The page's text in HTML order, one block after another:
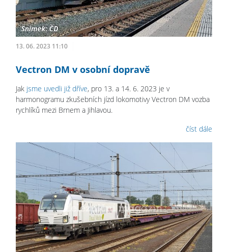
13. 06. 2023 11:10
Vectron DM v osobní dopravě
Jak jsme uvedli již dříve, pro 13. a 14. 6. 2023 je v
harmonogramu zkušebních jízd lokomotivy Vectron DM vozba
rychlíků mezi Brnem a Jihlavou.
číst dále